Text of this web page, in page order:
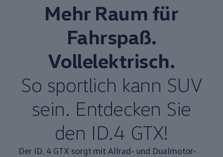
Mehr Raum für
Fahrspaß.
Vollelektrisch.
So sportlich kann SUV
sein. Entdecken Sie
den ID.4 GTX!
Der ID. 4 GTX sorgt mit Allrad- und Dualmotor-